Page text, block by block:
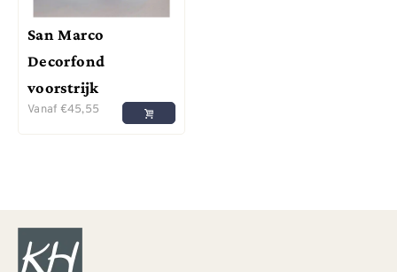
San Marco
Decorfond
voorstrijk
Vanaf €45,55